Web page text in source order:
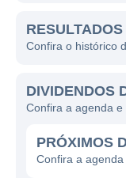
Confira o histórico
DIVIDENDOS
Confira a agenda
PRÓXIMOS
Confira a